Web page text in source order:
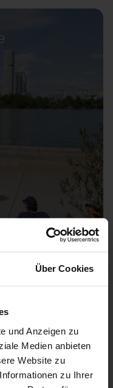
Über Cookies
und Anzeigen zu
Medien anbieten
Website zu
zu Ihrer